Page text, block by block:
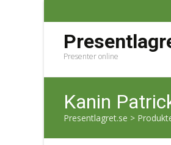
Presenter online
Kanin
Presentlagret.se >